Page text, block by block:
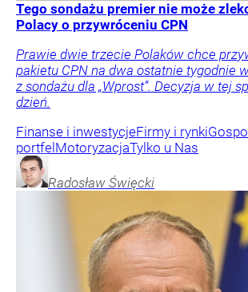
Tego sondażu premier nie może
Polacy o przywróceniu CPN
Prawie dwie trzecie Polaków chce
pakietu CPN na dwa ostatnie tygodnie
z sondażu dla „Wprost”. Decyzja w tej
dzień.
Finanse i inwestycjeFirmy i rynki
portfel MotoryzacjaTylko u Nas
Radosław Święcki